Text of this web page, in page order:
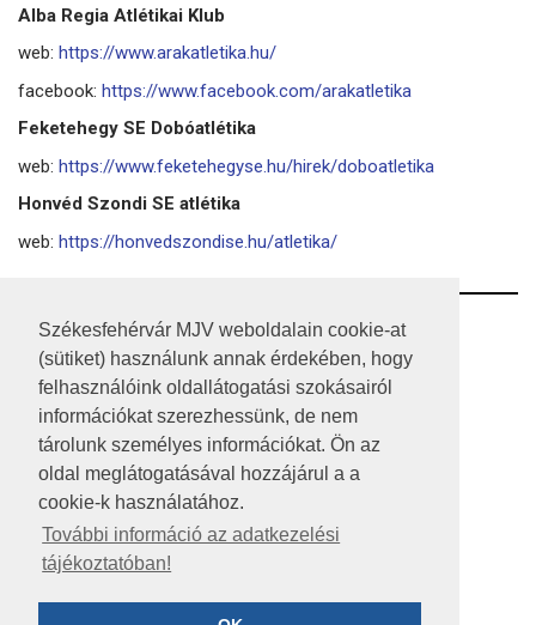
Székesfehérvár MJV weboldalain cookie-at
(sütiket) használunk annak érdekében, hogy
felhasználóink oldallátogatási szokásairól
információkat szerezhessünk, de nem
tárolunk személyes információkat. Ön az
oldal meglátogatásával hozzájárul a a
cookie-k használatához.
További információ az adatkezelési
tájékoztatóban!
Alba Regia Atlétikai Klub
web: https://www.arakatletika.hu/
facebook: https://www.facebook.com/arakatletika
Feketehegy SE Dobóatlétika
web: https://www.feketehegyse.hu/hirek/doboatletika
Honvéd Szondi SE atlétika
web: https://honvedszondise.hu/atletika/
RSS
A HONLAP 2017.03.31-I ÁLLAPOTA
JOGI NYILATKOZAT
IMPRESSZUM
KÖZÉRDEKŰ ADATOK